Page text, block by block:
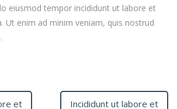
eiusmod tempor incididunt ut labore et
Ut enim ad minim veniam, quis nostrud
et Incididunt ut labore et